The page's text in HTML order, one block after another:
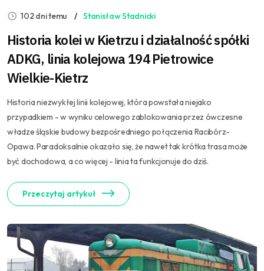
102 dni temu Stanisław Stadnicki
Historia kolei w Kietrzu i działalność spółki
ADKG, linia kolejowa 194 Pietrowice
Wielkie-Kietrz
Historia niezwykłej linii kolejowej, która powstała niejako
przypadkiem - w wyniku celowego zablokowania przez ówczesne
władze śląskie budowy bezpośredniego połączenia Racibórz-
Opawa. Paradoksalnie okazało się, że nawet tak krótka trasa może
być dochodowa, a co więcej - linia ta funkcjonuje do dziś.
Przeczytaj artykuł